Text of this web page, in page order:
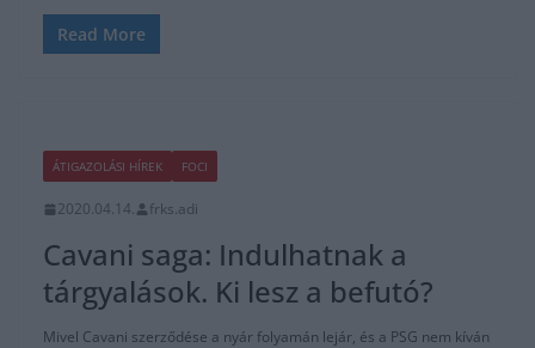
Read More
ÁTIGAZOLÁSI HÍREK FOCI
2020.04.14. frks.adi
Cavani saga: Indulhatnak a
tárgyalások. Ki lesz a befutó?
Mivel Cavani szerződése a nyár folyamán lejár, és a PSG nem kíván